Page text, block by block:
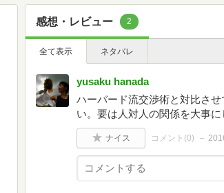
感想・レビュー 2
全て表示 ネタバレ
yusaku hanada
ハーバード流交渉術と対比さ
い。要は人対人の関係を大事
ナイス コメント(0)